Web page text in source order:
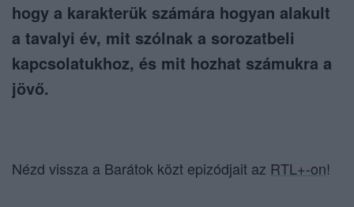
hogy a karakterük számára hogyan alakult
a tavalyi év, mit szólnak a sorozatbeli
kapcsolatukhoz, és mit hozhat számukra a
jövő.
Nézd vissza a Barátok közt epizódjait az RTL+-on!